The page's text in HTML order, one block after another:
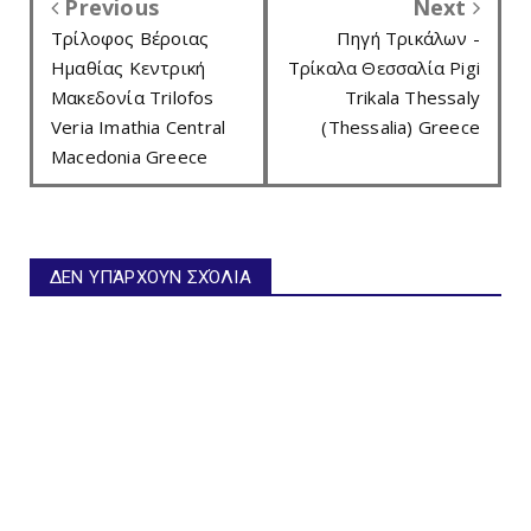
Previous
Τρίλοφος Βέροιας
Ημαθίας Κεντρική
Μακεδονία Trilofos
Veria Imathia Central
Macedonia Greece
Next
Πηγή Τρικάλων -
Τρίκαλα Θεσσαλία Pigi
Trikala Thessaly
(Thessalia) Greece
ΔΕΝ ΥΠΆΡΧΟΥΝ ΣΧΌΛΙΑ